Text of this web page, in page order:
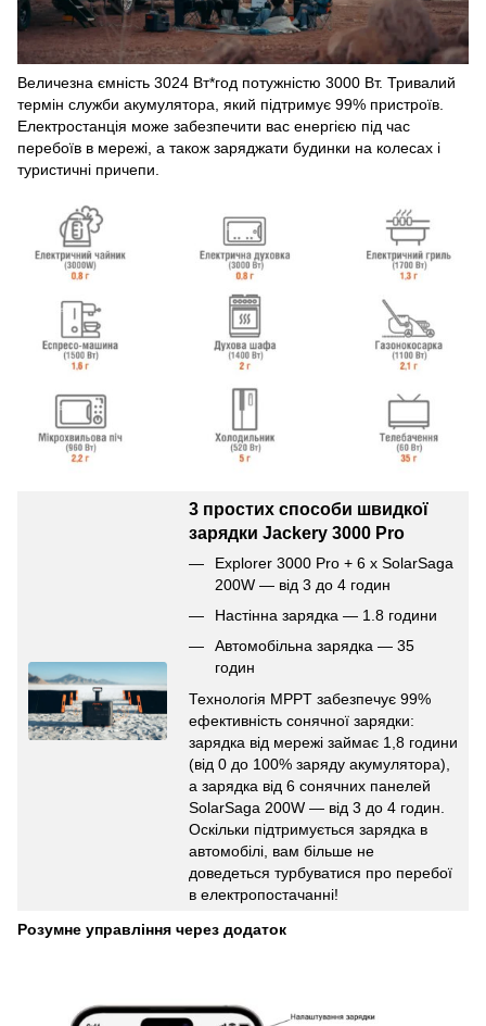
Величезна ємність 3024 Вт*год потужністю 3000 Вт. Тривалий
термін служби акумулятора, який підтримує 99% пристроїв.
Електростанція може забезпечити вас енергією під час
перебоїв в мережі, а також заряджати будинки на колесах і
туристичні причепи.
3 простих способи швидкої
зарядки Jackery 3000 Pro
Explorer 3000 Pro + 6 x SolarSaga
200W — від 3 до 4 годин
Настінна зарядка — 1.8 години
Автомобільна зарядка — 35
годин
Технологія MPPT забезпечує 99%
ефективність сонячної зарядки:
зарядка від мережі займає 1,8 години
(від 0 до 100% заряду акумулятора),
а зарядка від 6 сонячних панелей
SolarSaga 200W — від 3 до 4 годин.
Оскільки підтримується зарядка в
автомобілі, вам більше не
доведеться турбуватися про перебої
в електропостачанні!
Розумне управління через додаток